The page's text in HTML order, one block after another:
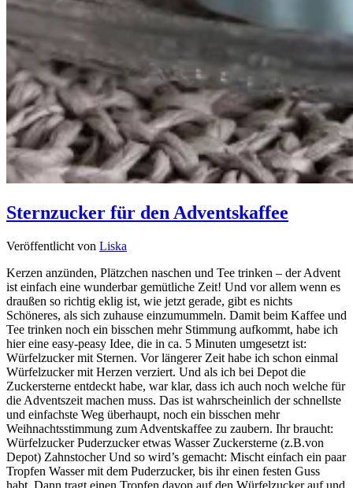
Sternzucker für den Adventskaffee
Veröffentlicht von Liska
Kerzen anzünden, Plätzchen naschen und Tee trinken – der Advent
ist einfach eine wunderbar gemütliche Zeit! Und vor allem wenn es
draußen so richtig eklig ist, wie jetzt gerade, gibt es nichts
Schöneres, als sich zuhause einzumummeln. Damit beim Kaffee und
Tee trinken noch ein bisschen mehr Stimmung aufkommt, habe ich
hier eine easy-peasy Idee, die in ca. 5 Minuten umgesetzt ist:
Würfelzucker mit Sternen. Vor längerer Zeit habe ich schon einmal
Würfelzucker mit Herzen verziert. Und als ich bei Depot die
Zuckersterne entdeckt habe, war klar, dass ich auch noch welche für
die Adventszeit machen muss. Das ist wahrscheinlich der schnellste
und einfachste Weg überhaupt, noch ein bisschen mehr
Weihnachtsstimmung zum Adventskaffee zu zaubern. Ihr braucht:
Würfelzucker Puderzucker etwas Wasser Zuckersterne (z.B.von
Depot) Zahnstocher Und so wird’s gemacht: Mischt einfach ein paar
Tropfen Wasser mit dem Puderzucker, bis ihr einen festen Guss
habt. Dann tragt einen Tropfen davon auf den Würfelzucker auf und